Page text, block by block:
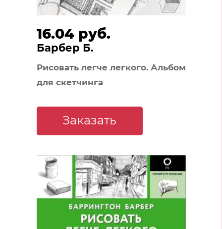
16.04 руб.
Барбер Б.
Рисовать легче легкого. Альбом
для скетчинга
Заказать